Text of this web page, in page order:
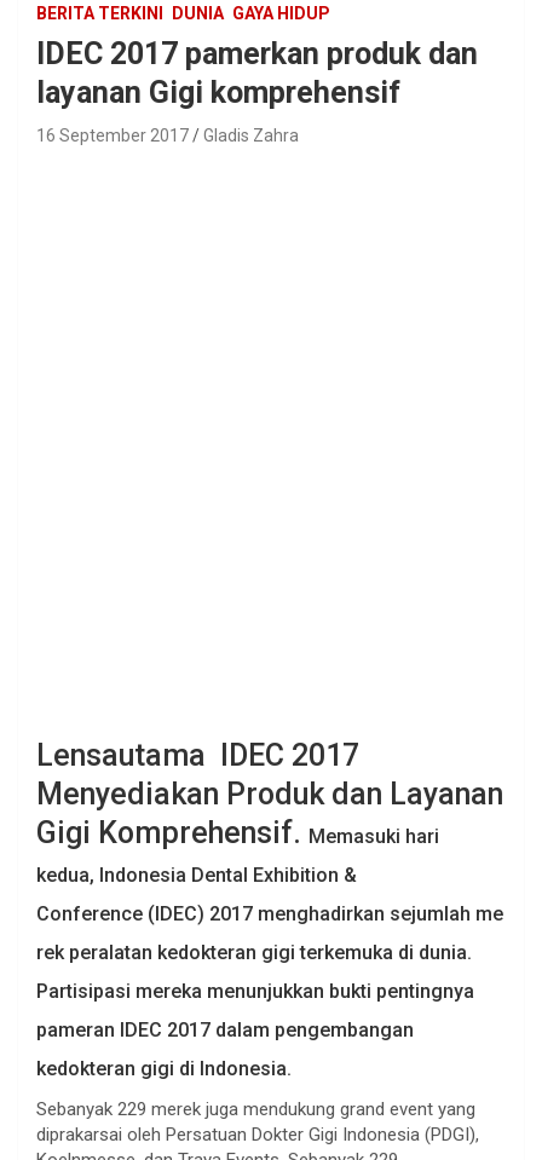
BERITA TERKINI DUNIA GAYA HIDUP
IDEC 2017 pamerkan produk dan
layanan Gigi komprehensif
16 September 2017 Gladis Zahra
Lensautama IDEC 2017
Menyediakan Produk dan Layanan
Gigi Komprehensif. Memasuki hari
kedua, Indonesia Dental Exhibition &
Conference (IDEC) 2017 menghadirkan sejumlah me
rek peralatan kedokteran gigi terkemuka di dunia.
Partisipasi mereka menunjukkan bukti pentingnya
pameran IDEC 2017 dalam pengembangan
kedokteran gigi di Indonesia.
Sebanyak 229 merek juga mendukung grand event yang
diprakarsai oleh Persatuan Dokter Gigi Indonesia (PDGI),